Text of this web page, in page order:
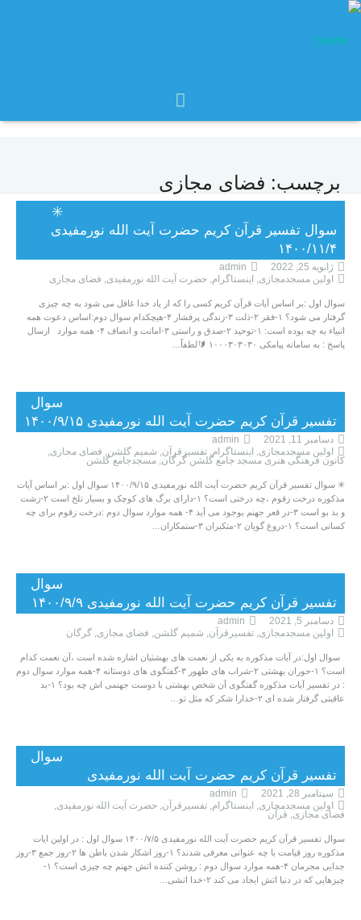
برچسب: فضای مجازی
✳️
سوال تفسیر قرآن کریم حضرت آیت الله نورمفیدی
۱۴۰۰/۱۱/۴
ژانویه 25, 2022
admin
اولین مسجدمجازی, اینستاگرام, حضرت آیت الله نورمفیدی, فضای مجازی
سوال اول :بر اساس آیات قرآن کریم کسی را که از یاد خدا غافل می شود به چه چیزی
گرفتار می شود؟ ۱-فقر ۲-ذلت ۳-زندگی پرفشار ۴-هیچکدام سوال دوم:اساس دعوت همه
انبیاء به چه بوده است: ۱-توحید ۲-صدق و راستی ۳-امانت و انصاف ۴- همه موارد ارسال
پاسخ : به سامانه پیامکی ۱۰۰۰۳۰۳۰۳۰ 🔰لطفاً…
سوال
تفسیر قرآن کریم حضرت آیت الله نورمفیدی ۱۴۰۰/۹/۱۵
دسامبر 11, 2021
admin
اولین مسجدمجازی, اینستاگرام, تفسیرقرآن, شمیم گلشن, فضای مجازی,
کانون فرهنگی هنری مسجد جامع گلشن گرگان, مسجدجامع گلشن
✳ سوال تفسیر قرآن کریم حضرت آیت الله نورمفیدی ۱۴۰۰/۹/۱۵ سوال اول :بر اساس آیات
مذکوره درخت زقوم ،چه درختی است؟ ۱-دارای برگ های کوچک و بسیار تلخ است ۲-زشت
و بد بو است ۳-در قعر جهنم بوجود می آید ۴- همه موارد سوال دوم :درخت زقوم برای چه
کسانی است؟ ۱-دروغ گویان ۲-متکبران ۳-ستمکاران…
سوال
تفسیر قرآن کریم حضرت آیت الله نورمفیدی ۱۴۰۰/۹/۹
دسامبر 5, 2021
admin
اولین مسجدمجازی, تفسیرقرآن, شمیم گلشن, فضای مجازی, گرگان
سوال اول:در آیات مذکوره به یکی از نعمت های بهشتیان اشاره شده است ،آن نعمت کدام
است؟ ۱-حوران بهشتی ۲-شراب های طهور ۳-گفتگوی های دوستانه ۴-همه موارد سوال دوم
: در تفسیر آیات مذکوره گفتگوی آن شخص بهشتی با دوست جهنمی اش چه بود؟ ۱-بد
عاقبتی گرفتار شده ای ۲-خدارا شکر که مثل تو…
سوال
تفسیر قرآن کریم حضرت آیت الله نورمفیدی
سپتامبر 28, 2021
admin
اولین مسجدمجازی, اینستاگرام, تفسیرقرآن, حضرت آیت الله نورمفیدی,
فضای مجازی, قرآن
سوال تفسیر قرآن کریم حضرت آیت الله نورمفیدی ۱۴۰۰/۷/۵ سوال اول : در اولین ایات
مذکوره روز قیامت با چه عنوانی معرفی شدند؟ ۱-روز اشکار شدن باطن ها ۲-روز جمع ۳-روز
جدایی مجرمان ۴-همه موارد سوال دوم : روشن کننده اتش جهنم چه چیزی است؟ ۱-
چیزهایی که در دنیا اتش ایجاد می کند ۲-خدا اتشی…